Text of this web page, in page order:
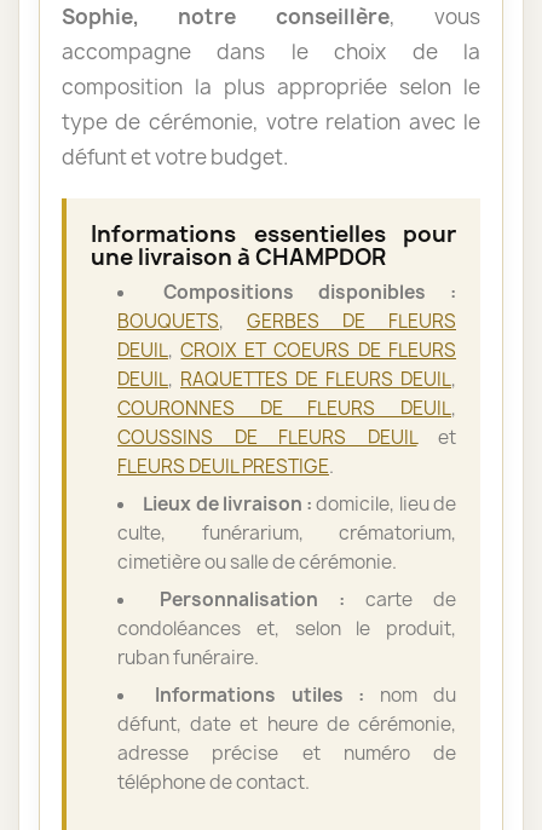
Sophie, notre conseillère, vous
accompagne dans le choix de la
composition la plus appropriée selon le
type de cérémonie, votre relation avec le
défunt et votre budget.
Informations essentielles pour
une livraison à CHAMPDOR
Compositions disponibles :
BOUQUETS, GERBES DE FLEURS
DEUIL,CROIX ET COEURS DE FLEURS
DEUIL, RAQUETTES DE FLEURS DEUIL,
COURONNES DE FLEURS DEUIL,
COUSSINS DE FLEURS DEUILet
FLEURS DEUIL PRESTIGE.
Lieux de livraison :domicile, lieu de
culte, funérarium, crématorium,
cimetière ou salle de cérémonie.
Personnalisation : carte de
condoléances et, selon le produit,
ruban funéraire.
Informations utiles : nom du
défunt, date et heure de cérémonie,
adresse précise et numéro de
téléphone de contact.